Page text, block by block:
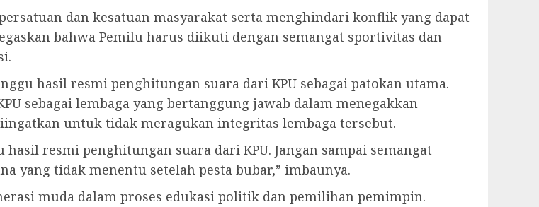
dan kesatuan masyarakat serta menghindari konflik yang dapat
bahwa Pemilu harus diikuti dengan semangat sportivitas dan
hasil resmi penghitungan suara dari KPU sebagai patokan utama.
sebagai lembaga yang bertanggung jawab dalam menegakkan
untuk tidak meragukan integritas lembaga tersebut.
resmi penghitungan suara dari KPU. Jangan sampai semangat
yang tidak menentu setelah pesta bubar,” imbaunya.
muda dalam proses edukasi politik dan pemilihan pemimpin.